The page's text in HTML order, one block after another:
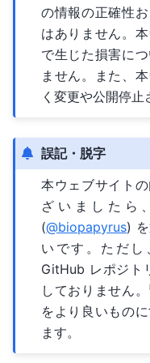
の情報の正確性
はありません。
で生じた損害に
ません。また、
く変更や公開停止
誤記・脱字
本ウェブサイト
ざいましたら、
(@biopapyrus)
いです。ただし
GitHub レポジト
しておりません
をより良いもの
ます。